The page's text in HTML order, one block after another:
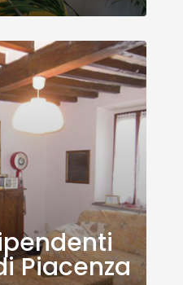
Piacenza